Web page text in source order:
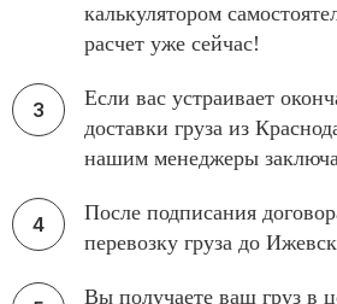
калькулятором
расчет уже сейчас!
Если вас устраивает
доставки груза из
нашим менеджеры
После подписания
перевозку груза до
Вы получаете ваш груз в